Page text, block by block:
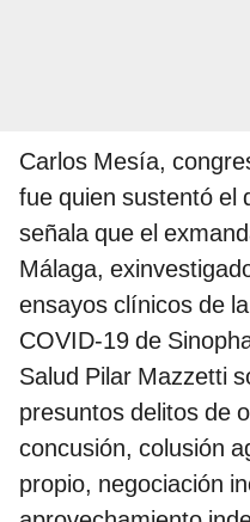
Carlos Mesía,
fue quien sustentó el
señala que el
Málaga,
ensayos clínicos de
COVID-19 de
Salud Pilar Mazzetti
presuntos delitos de
concusión, colusión
propio, negociación